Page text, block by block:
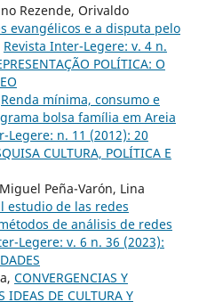
Rezende, Orivaldo
evangélicos e a disputa pelo
Revista Inter-Legere: v. 4 n.
POLÍTICA: O
Renda mínima, consumo e
bolsa família em Areia
Legere: n. 11 (2012): 20
CULTURA, POLÍTICA E
Peña-Varón, Lina
estudio de las redes
de análisis de redes
Legere: v. 6 n. 36 (2023):
CONVERGENCIAS Y
IDEAS DE CULTURA Y